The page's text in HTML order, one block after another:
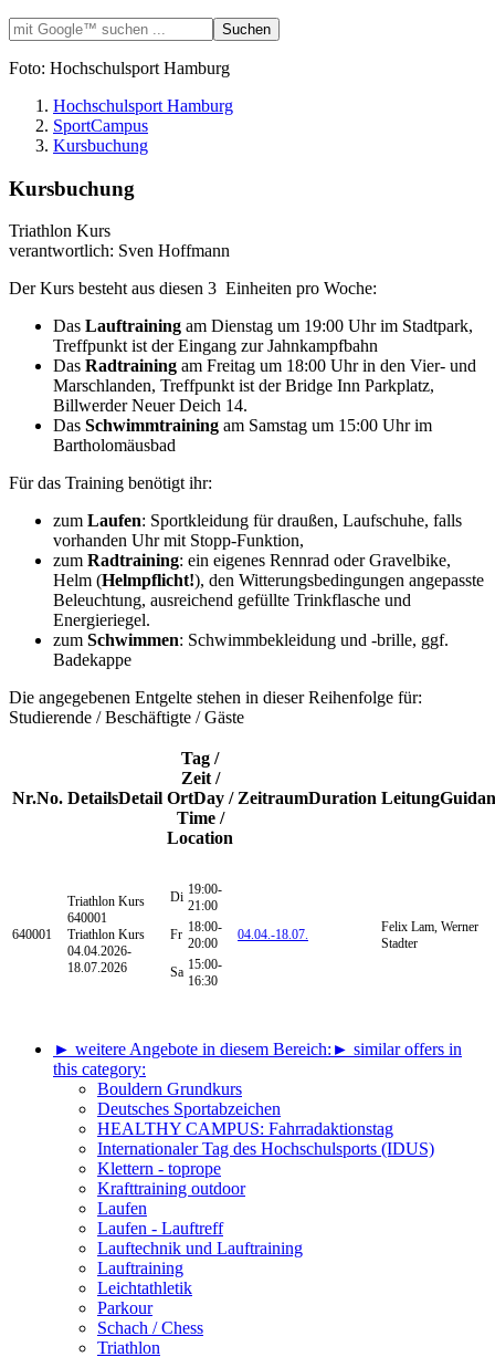
Foto: Hochschulsport Hamburg
Hochschulsport Hamburg
SportCampus
Kursbuchung
Kursbuchung
Triathlon Kurs
verantwortlich: Sven Hoffmann
Der Kurs besteht aus diesen 3 Einheiten pro Woche:
Das Lauftraining am Dienstag um 19:00 Uhr im Stadtpark,
Treffpunkt ist der Eingang zur Jahnkampfbahn
Das Radtraining am Freitag um 18:00 Uhr in den Vier- und
Marschlanden, Treffpunkt ist der Bridge Inn Parkplatz,
Billwerder Neuer Deich 14.
Das Schwimmtraining am Samstag um 15:00 Uhr im
Bartholomäusbad
Für das Training benötigt ihr:
zum Laufen: Sportkleidung für draußen, Laufschuhe, falls
vorhanden Uhr mit Stopp-Funktion,
zum Radtraining: ein eigenes Rennrad oder Gravelbike,
Helm (Helmpflicht!), den Witterungsbedingungen angepasste
Beleuchtung, ausreichend gefüllte Trinkflasche und
Energieriegel.
zum Schwimmen: Schwimmbekleidung und -brille, ggf.
Badekappe
Die angegebenen Entgelte stehen in dieser Reihenfolge für:
Studierende / Beschäftigte / Gäste
Nr.No. DetailsDetail
Tag /
Zeit /
OrtDay /
Time /
Location
ZeitraumDuration Leitung
640001
Triathlon Kurs
640001
Triathlon Kurs
04.04.2026-
18.07.2026
Di 19:00-
21:00
Fr 18:00-
20:00
Sa 15:00-
16:30
04.04.-18.07.
Felix Lam, Werner
Stadter
► weitere Angebote in diesem Bereich: ► similar offers in
this category:
Bouldern Grundkurs
Deutsches Sportabzeichen
HEALTHY CAMPUS: Fahrradaktionstag
Internationaler Tag des Hochschulsports (IDUS)
Klettern - toprope
Krafttraining outdoor
Laufen
Laufen - Lauftreff
Lauftechnik und Lauftraining
Lauftraining
Leichtathletik
Parkour
Schach / Chess
Triathlon